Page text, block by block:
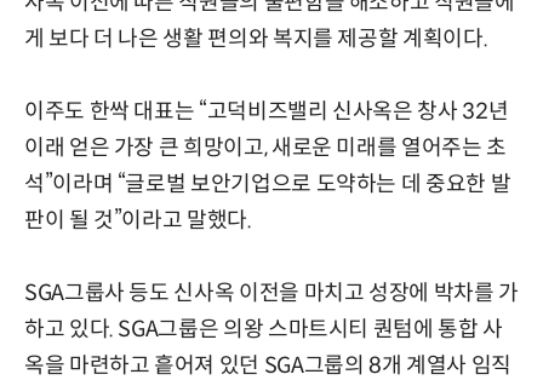
게 보다 더 나은 생활 편의와 복지를 제공할 계획이다.
이주도 한싹 대표는 “고덕비즈밸리 신사옥은 창사 32년
이래 얻은 가장 큰 희망이고, 새로운 미래를 열어주는 초
석”이라며 “글로벌 보안기업으로 도약하는 데 중요한 발
판이 될 것”이라고 말했다.
SGA그룹사 등도 신사옥 이전을 마치고 성장에 박차를 가
하고 있다. SGA그룹은 의왕 스마트시티 퀀텀에 통합 사
옥을 마련하고 흩어져 있던 SGA그룹의 8개 계열사 임직